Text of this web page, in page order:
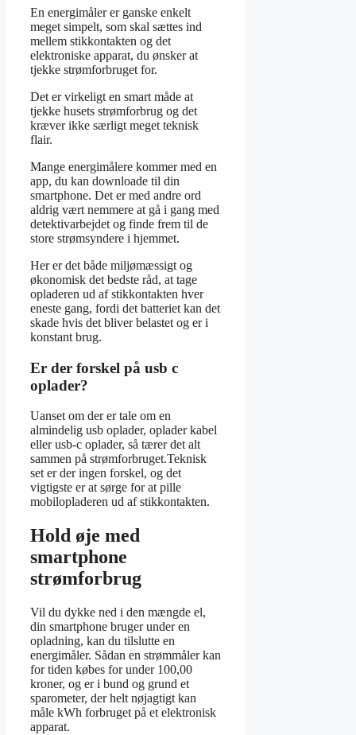
En energimåler er ganske enkelt
meget simpelt, som skal sættes ind
mellem stikkontakten og det
elektroniske apparat, du ønsker at
tjekke strømforbruget for.
Det er virkeligt en smart måde at
tjekke husets strømforbrug og det
kræver ikke særligt meget teknisk
flair.
Mange energimålere kommer med en
app, du kan downloade til din
smartphone. Det er med andre ord
aldrig vært nemmere at gå i gang med
detektivarbejdet og finde frem til de
store strømsyndere i hjemmet.
Her er det både miljømæssigt og
økonomisk det bedste råd, at tage
opladeren ud af stikkontakten hver
eneste gang, fordi det batteriet kan det
skade hvis det bliver belastet og er i
konstant brug.
Er der forskel på usb c
oplader?
Uanset om der er tale om en
almindelig usb oplader, oplader kabel
eller usb-c oplader, så tærer det alt
sammen på strømforbruget.Teknisk
set er der ingen forskel, og det
vigtigste er at sørge for at pille
mobilopladeren ud af stikkontakten.
Hold øje med
smartphone
strømforbrug
Vil du dykke ned i den mængde el,
din smartphone bruger under en
opladning, kan du tilslutte en
energimåler. Sådan en strømmåler kan
for tiden købes for under 100,00
kroner, og er i bund og grund et
sparometer, der helt nøjagtigt kan
måle kWh forbruget på et elektronisk
apparat.